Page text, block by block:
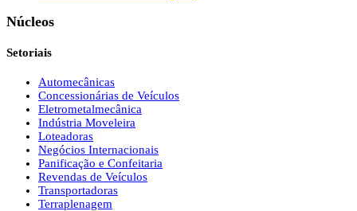
Núcleos
Setoriais
Automecânicas
Concessionárias de Veículos
Eletrometalmecânica
Indústria Moveleira
Loteadoras
Negócios Internacionais
Panificação e Confeitaria
Revendas de Veículos
Transportadoras
Terraplenagem